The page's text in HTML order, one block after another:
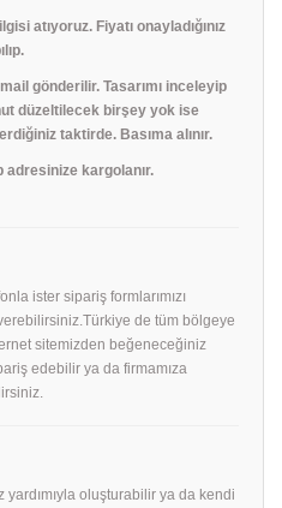
atıyoruz. Fiyatı onayladığınız
gönderilir. Tasarımı inceleyip
düzeltilecek birşey yok ise
taktirde. Basıma alınır.
adresinize kargolanır.
ister sipariş formlarımızı
de tüm bölgeye
sitemizden beğeneceğiniz
edebilir ya da firmamıza
oluşturabilir ya da kendi